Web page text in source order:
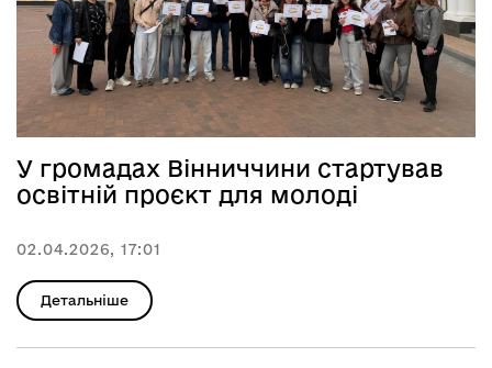
У громадах Вінниччини стартував
освітній проєкт для молоді
02.04.2026, 17:01
Детальніше